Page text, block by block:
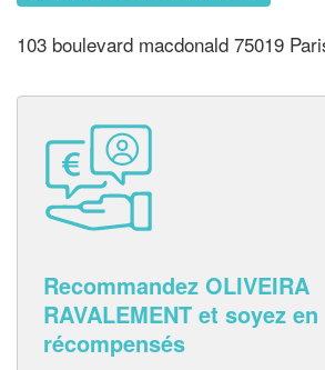
103 boulevard macdonald 75019
Recommandez OLIVEIRA
RAVALEMENT et soyez en
récompensés